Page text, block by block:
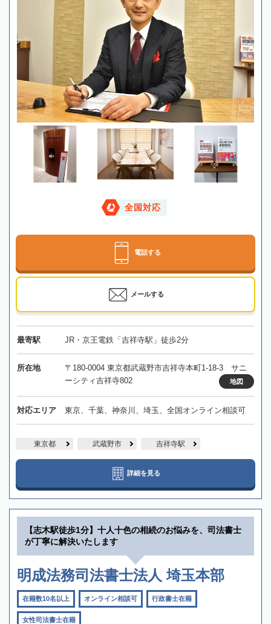
全国対応
電話する
メールする
最寄駅 JR・京王電鉄「吉祥寺駅」徒歩2分
所在地
〒180-0004 東京都武蔵野市吉祥寺本町1-18-3 サニ
ーシティ吉祥寺802
地図
対応エリア 東京、千葉、神奈川、埼玉、全国オンライン相談可
東京都 武蔵野市 吉祥寺駅
詳細を見る
【志木駅徒歩1分】十人十色の相続のお悩みを、司法書士
が丁寧に解決いたします
明成法務司法書士法人 埼玉本部
在籍数10名以上 オンライン相談可 行政書士在籍
女性司法書士在籍